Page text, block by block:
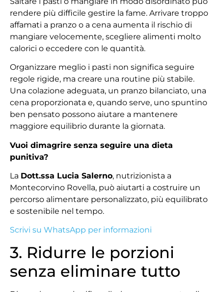
rendere più difficile gestire la fame. Arrivare troppo
affamati a pranzo o a cena aumenta il rischio di
mangiare velocemente, scegliere alimenti molto
calorici o eccedere con le quantità.
Organizzare meglio i pasti non significa seguire
regole rigide, ma creare una routine più stabile.
Una colazione adeguata, un pranzo bilanciato, una
cena proporzionata e, quando serve, uno spuntino
ben pensato possono aiutare a mantenere
maggiore equilibrio durante la giornata.
Vuoi dimagrire senza seguire una dieta
punitiva?
La Dott.ssa Lucia Salerno, nutrizionista a
Montecorvino Rovella, può aiutarti a costruire un
percorso alimentare personalizzato, più equilibrato
e sostenibile nel tempo.
Scrivi su WhatsApp per informazioni
3. Ridurre le porzioni
senza eliminare tutto